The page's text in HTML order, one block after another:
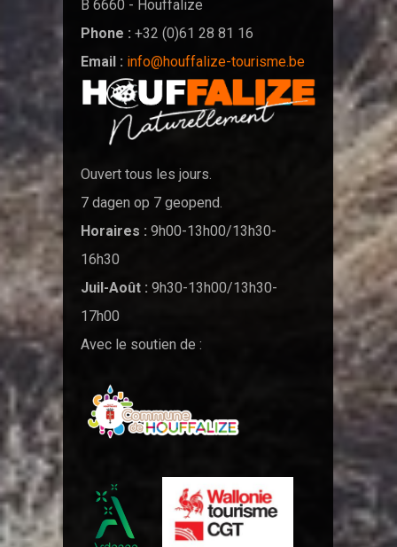
B 6660 - Houffalize
Phone : +32 (0)61 28 81 16
Email : info@houffalize-tourisme.be
Ouvert tous les jours.
7 dagen op 7 geopend.
Horaires : 9h00-13h00/13h30-
16h30
Juil-Août : 9h30-13h00/13h30-
17h00
Avec le soutien de :